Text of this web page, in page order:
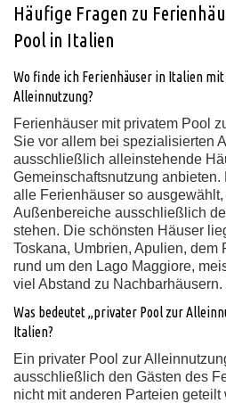
Häufige Fragen zu
Pool in Italien
Wo finde ich Ferienhäuser in Italien
Alleinnutzung?
Ferienhäuser mit privatem Pool
Sie vor allem bei spezialisierten
ausschließlich alleinstehende
Gemeinschaftsnutzung anbieten.
alle Ferienhäuser so
Außenbereiche ausschließlich
stehen. Die schönsten Häuser
Toskana, Umbrien, Apulien, dem
rund um den Lago Maggiore,
viel Abstand zu Nachbarhäusern.
Was bedeutet „privater Pool zur
Italien?
Ein privater Pool zur
ausschließlich den Gästen des
nicht mit anderen Parteien